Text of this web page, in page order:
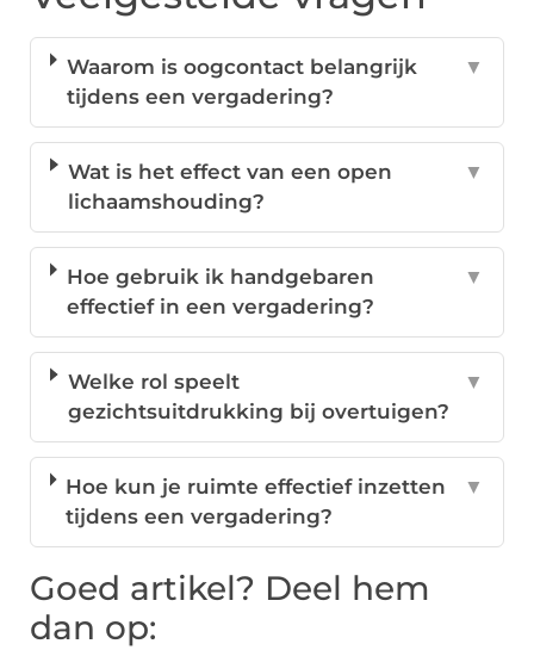
Waarom is oogcontact belangrijk
tijdens een vergadering?
▼
Wat is het effect van een open
lichaamshouding?
▼
Hoe gebruik ik handgebaren
effectief in een vergadering?
▼
Welke rol speelt
gezichtsuitdrukking bij overtuigen?
▼
Hoe kun je ruimte effectief inzetten
tijdens een vergadering?
▼
Goed artikel? Deel hem
dan op: